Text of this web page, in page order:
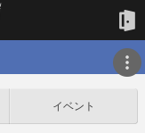
イベント